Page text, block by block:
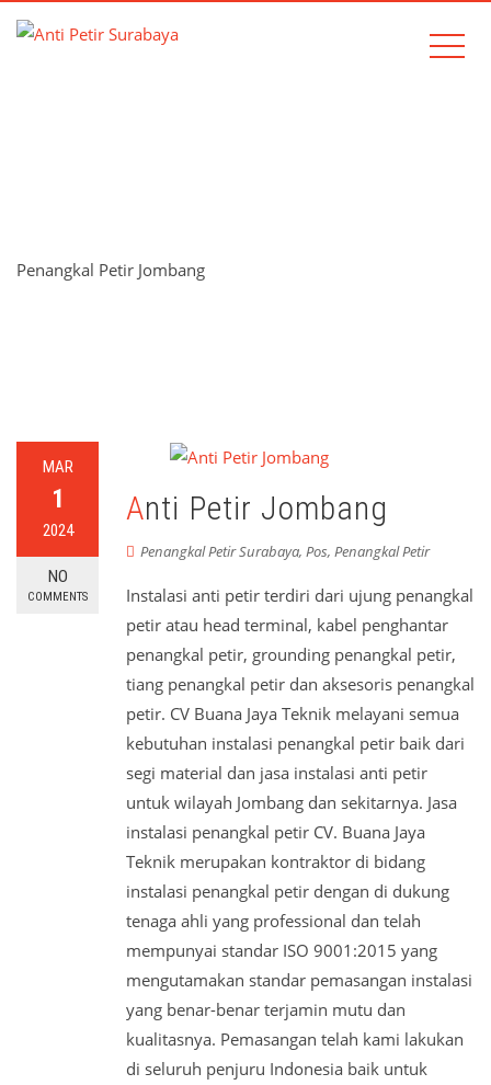
Penangkal Petir Jombang
MAR
1
2024
NO
COMMENTS
Anti Petir Jombang
Penangkal Petir Surabaya, Pos, Penangkal Petir
Instalasi anti petir terdiri dari ujung penangkal
petir atau head terminal, kabel penghantar
penangkal petir, grounding penangkal petir,
tiang penangkal petir dan aksesoris penangkal
petir. CV Buana Jaya Teknik melayani semua
kebutuhan instalasi penangkal petir baik dari
segi material dan jasa instalasi anti petir
untuk wilayah Jombang dan sekitarnya. Jasa
instalasi penangkal petir CV. Buana Jaya
Teknik merupakan kontraktor di bidang
instalasi penangkal petir dengan di dukung
tenaga ahli yang professional dan telah
mempunyai standar ISO 9001:2015 yang
mengutamakan standar pemasangan instalasi
yang benar-benar terjamin mutu dan
kualitasnya. Pemasangan telah kami lakukan
di seluruh penjuru Indonesia baik untuk